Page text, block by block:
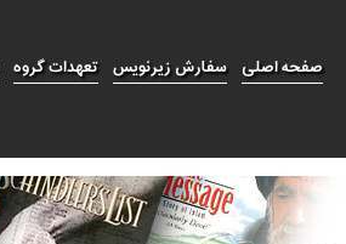
تعهدات گروه سفارش زیرنویس صفحه اصلی